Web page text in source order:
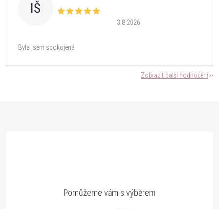
IŠ
3.8.2026
Byla jsem spokojená
Zobrazit další hodnocení